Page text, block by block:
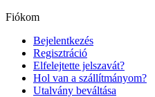
Fiókom
Bejelentkezés
Regisztráció
Elfelejtette jelszavát?
Hol van a szállítmányom?
Utalvány beváltása